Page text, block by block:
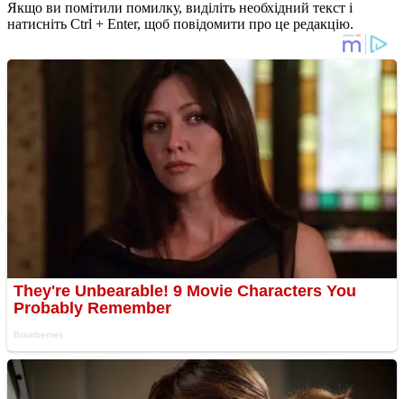
Якщо ви помітили помилку, виділіть необхідний текст і
натисніть Ctrl + Enter, щоб повідомити про це редакцію.